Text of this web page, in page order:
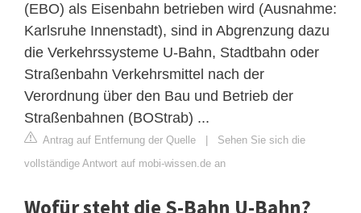
(EBO) als Eisenbahn betrieben wird (Ausnahme:
Karlsruhe Innenstadt), sind in Abgrenzung dazu
die Verkehrssysteme U-Bahn, Stadtbahn oder
Straßenbahn Verkehrsmittel nach der
Verordnung über den Bau und Betrieb der
Straßenbahnen (BOStrab) ...
Antrag auf Entfernung der Quelle
Sehen Sie sich die
vollständige Antwort auf mobi-wissen.de an
Wofür steht die S-Bahn U-Bahn?